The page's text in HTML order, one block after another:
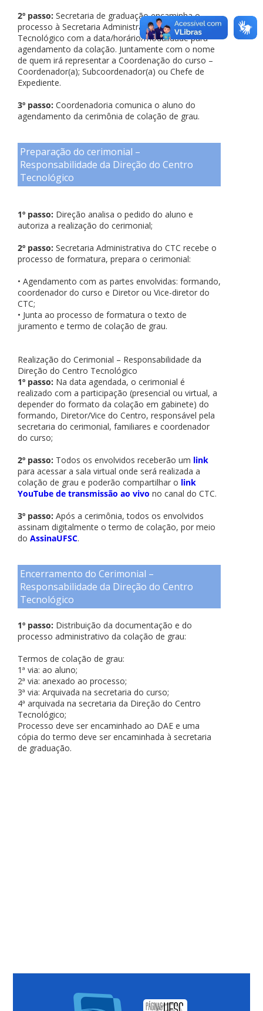
2º passo: Secretaria de graduação encaminha o
processo à Secretaria Administrativa do Centro
Tecnológico com a data/horário/modalidade para
agendamento da colação. Juntamente com o nome
de quem irá representar a Coordenação do curso –
Coordenador(a); Subcoordenador(a) ou Chefe de
Expediente.
3º passo: Coordenadoria comunica o aluno do
agendamento da cerimônia de colação de grau.
Preparação do cerimonial –
Responsabilidade da Direção do Centro
Tecnológico
1º passo: Direção analisa o pedido do aluno e
autoriza a realização do cerimonial;
2º passo: Secretaria Administrativa do CTC recebe o
processo de formatura, prepara o cerimonial:
• Agendamento com as partes envolvidas: formando,
coordenador do curso e Diretor ou Vice-diretor do
CTC;
• Junta ao processo de formatura o texto de
juramento e termo de colação de grau.
Realização do Cerimonial – Responsabilidade da
Direção do Centro Tecnológico
1º passo: Na data agendada, o cerimonial é
realizado com a participação (presencial ou virtual, a
depender do formato da colação em gabinete) do
formando, Diretor/Vice do Centro, responsável pela
secretaria do cerimonial, familiares e coordenador
do curso;
2º passo: Todos os envolvidos receberão um link
para acessar a sala virtual onde será realizada a
colação de grau e poderão compartilhar o link
YouTube de transmissão ao vivo no canal do CTC.
3º passo: Após a cerimônia, todos os envolvidos
assinam digitalmente o termo de colação, por meio
doAssinaUFSC.
Encerramento do Cerimonial –
Responsabilidade da Direção do Centro
Tecnológico
1º passo: Distribuição da documentação e do
processo administrativo da colação de grau:
Termos de colação de grau:
1ª via: ao aluno;
2ª via: anexado ao processo;
3ª via: Arquivada na secretaria do curso;
4ª arquivada na secretaria da Direção do Centro
Tecnológico;
Processo deve ser encaminhado ao DAE e uma
cópia do termo deve ser encaminhada à secretaria
de graduação.